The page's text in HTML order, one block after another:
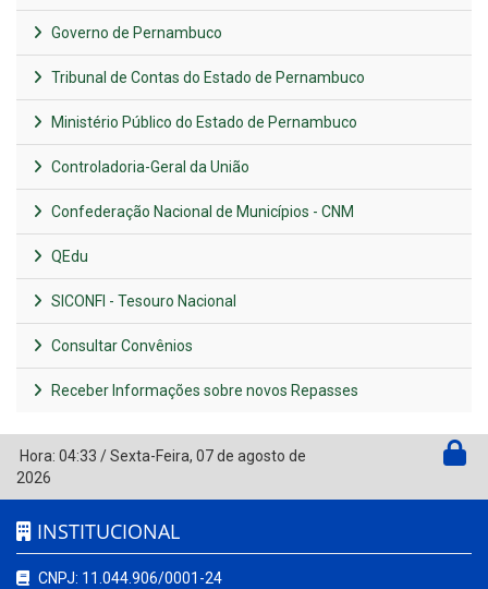
Governo de Pernambuco
Tribunal de Contas do Estado de Pernambuco
Ministério Público do Estado de Pernambuco
Controladoria-Geral da União
Confederação Nacional de Municípios - CNM
QEdu
SICONFI - Tesouro Nacional
Consultar Convênios
Receber Informações sobre novos Repasses
Hora: 04:33 /Sexta-Feira, 07 de agosto de
2026
INSTITUCIONAL
CNPJ: 11.044.906/0001-24